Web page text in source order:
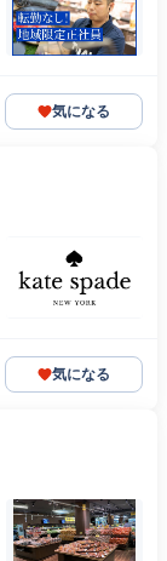
気になる
気になる